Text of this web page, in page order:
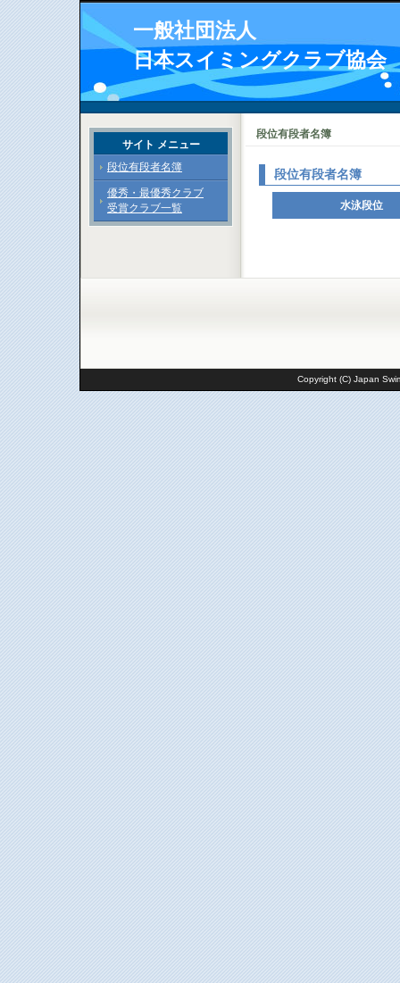
一般社団法人
日本スイミングクラブ協会
段位有段者名簿
段位有段者名簿
水泳段位
サイト メニュー
段位有段者名簿
優秀・最優秀クラブ
受賞クラブ一覧
Copyright (C) Japan